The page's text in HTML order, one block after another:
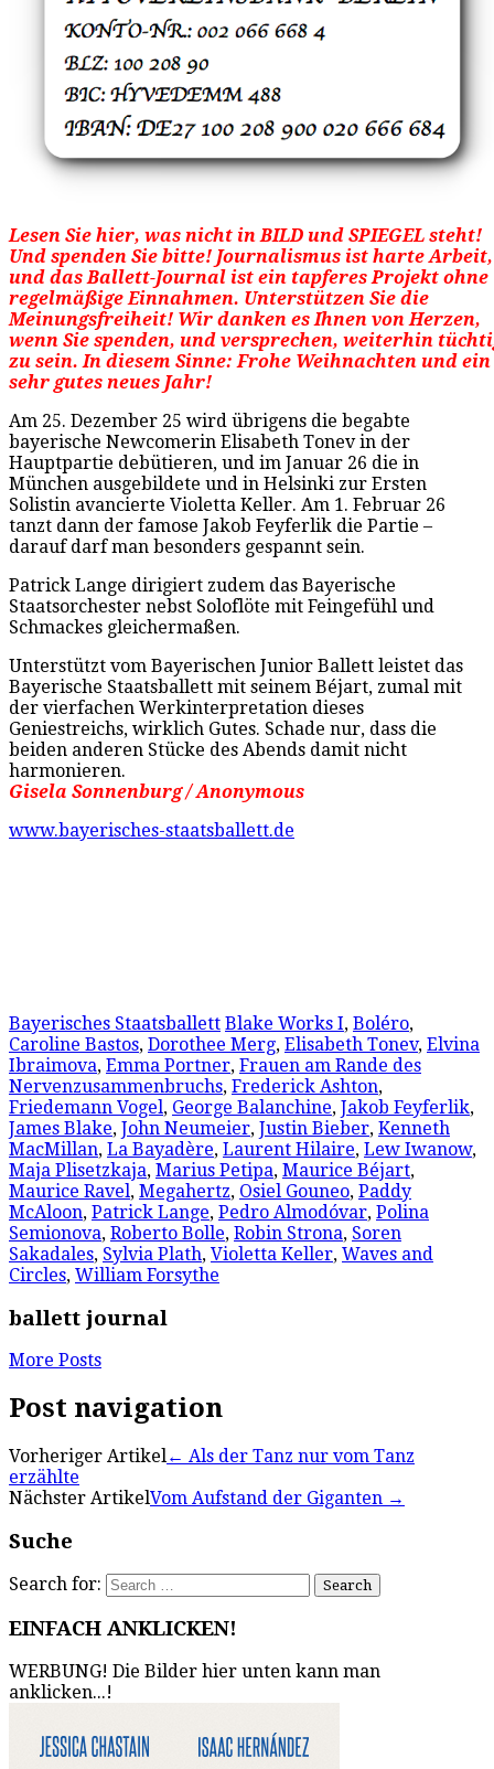
Lesen Sie hier, was nicht in BILD und SPIEGEL steht!
Und spenden Sie bitte! Journalismus ist harte Arbeit,
und das Ballett-Journal ist ein tapferes Projekt ohne
regelmäßige Einnahmen. Unterstützen Sie die
Meinungsfreiheit! Wir danken es Ihnen von Herzen,
wenn Sie spenden, und versprechen, weiterhin
zu sein. In diesem Sinne: Frohe Weihnachten und ein
sehr gutes neues Jahr!
Am 25. Dezember 25 wird übrigens die begabte
bayerische Newcomerin Elisabeth Tonev in der
Hauptpartie debütieren, und im Januar 26 die in
München ausgebildete und in Helsinki zur Ersten
Solistin avancierte Violetta Keller. Am 1. Februar 26
tanzt dann der famose Jakob Feyferlik die Partie –
darauf darf man besonders gespannt sein.
Patrick Lange dirigiert zudem das Bayerische
Staatsorchester nebst Soloflöte mit Feingefühl und
Schmackes gleichermaßen.
Unterstützt vom Bayerischen Junior Ballett leistet das
Bayerische Staatsballett mit seinem Béjart, zumal mit
der vierfachen Werkinterpretation dieses
Geniestreichs, wirklich Gutes. Schade nur, dass die
beiden anderen Stücke des Abends damit nicht
harmonieren.
Gisela Sonnenburg / Anonymous
www.bayerisches-staatsballett.de
Bayerisches Staatsballett Blake Works I, Boléro,
Caroline Bastos, Dorothee Merg, Elisabeth Tonev, Elvina
Ibraimova, Emma Portner, Frauen am Rande des
Nervenzusammenbruchs, Frederick Ashton,
Friedemann Vogel, George Balanchine, Jakob Feyferlik,
James Blake, John Neumeier, Justin Bieber, Kenneth
MacMillan, La Bayadère, Laurent Hilaire, Lew Iwanow,
Maja Plisetzkaja, Marius Petipa, Maurice Béjart,
Maurice Ravel, Megahertz, Osiel Gouneo, Paddy
McAloon, Patrick Lange, Pedro Almodóvar, Polina
Semionova, Roberto Bolle, Robin Strona, Soren
Sakadales, Sylvia Plath, Violetta Keller, Waves and
Circles, William Forsythe
ballett journal
More Posts
Post navigation
Vorheriger Artikel← Als der Tanz nur vom Tanz
erzählte
Nächster ArtikelVom Aufstand der Giganten →
Suche
Search for:
EINFACH ANKLICKEN!
WERBUNG! Die Bilder hier unten kann man
anklicken...!